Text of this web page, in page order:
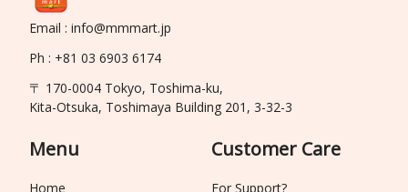
Email : info@mmmart.jp
Ph : +81 03 6903 6174
〒 170-0004 Tokyo, Toshima-ku,
Kita-Otsuka, Toshimaya Building 201, 3-32-3
Menu
Home
Customer Care
For Support?